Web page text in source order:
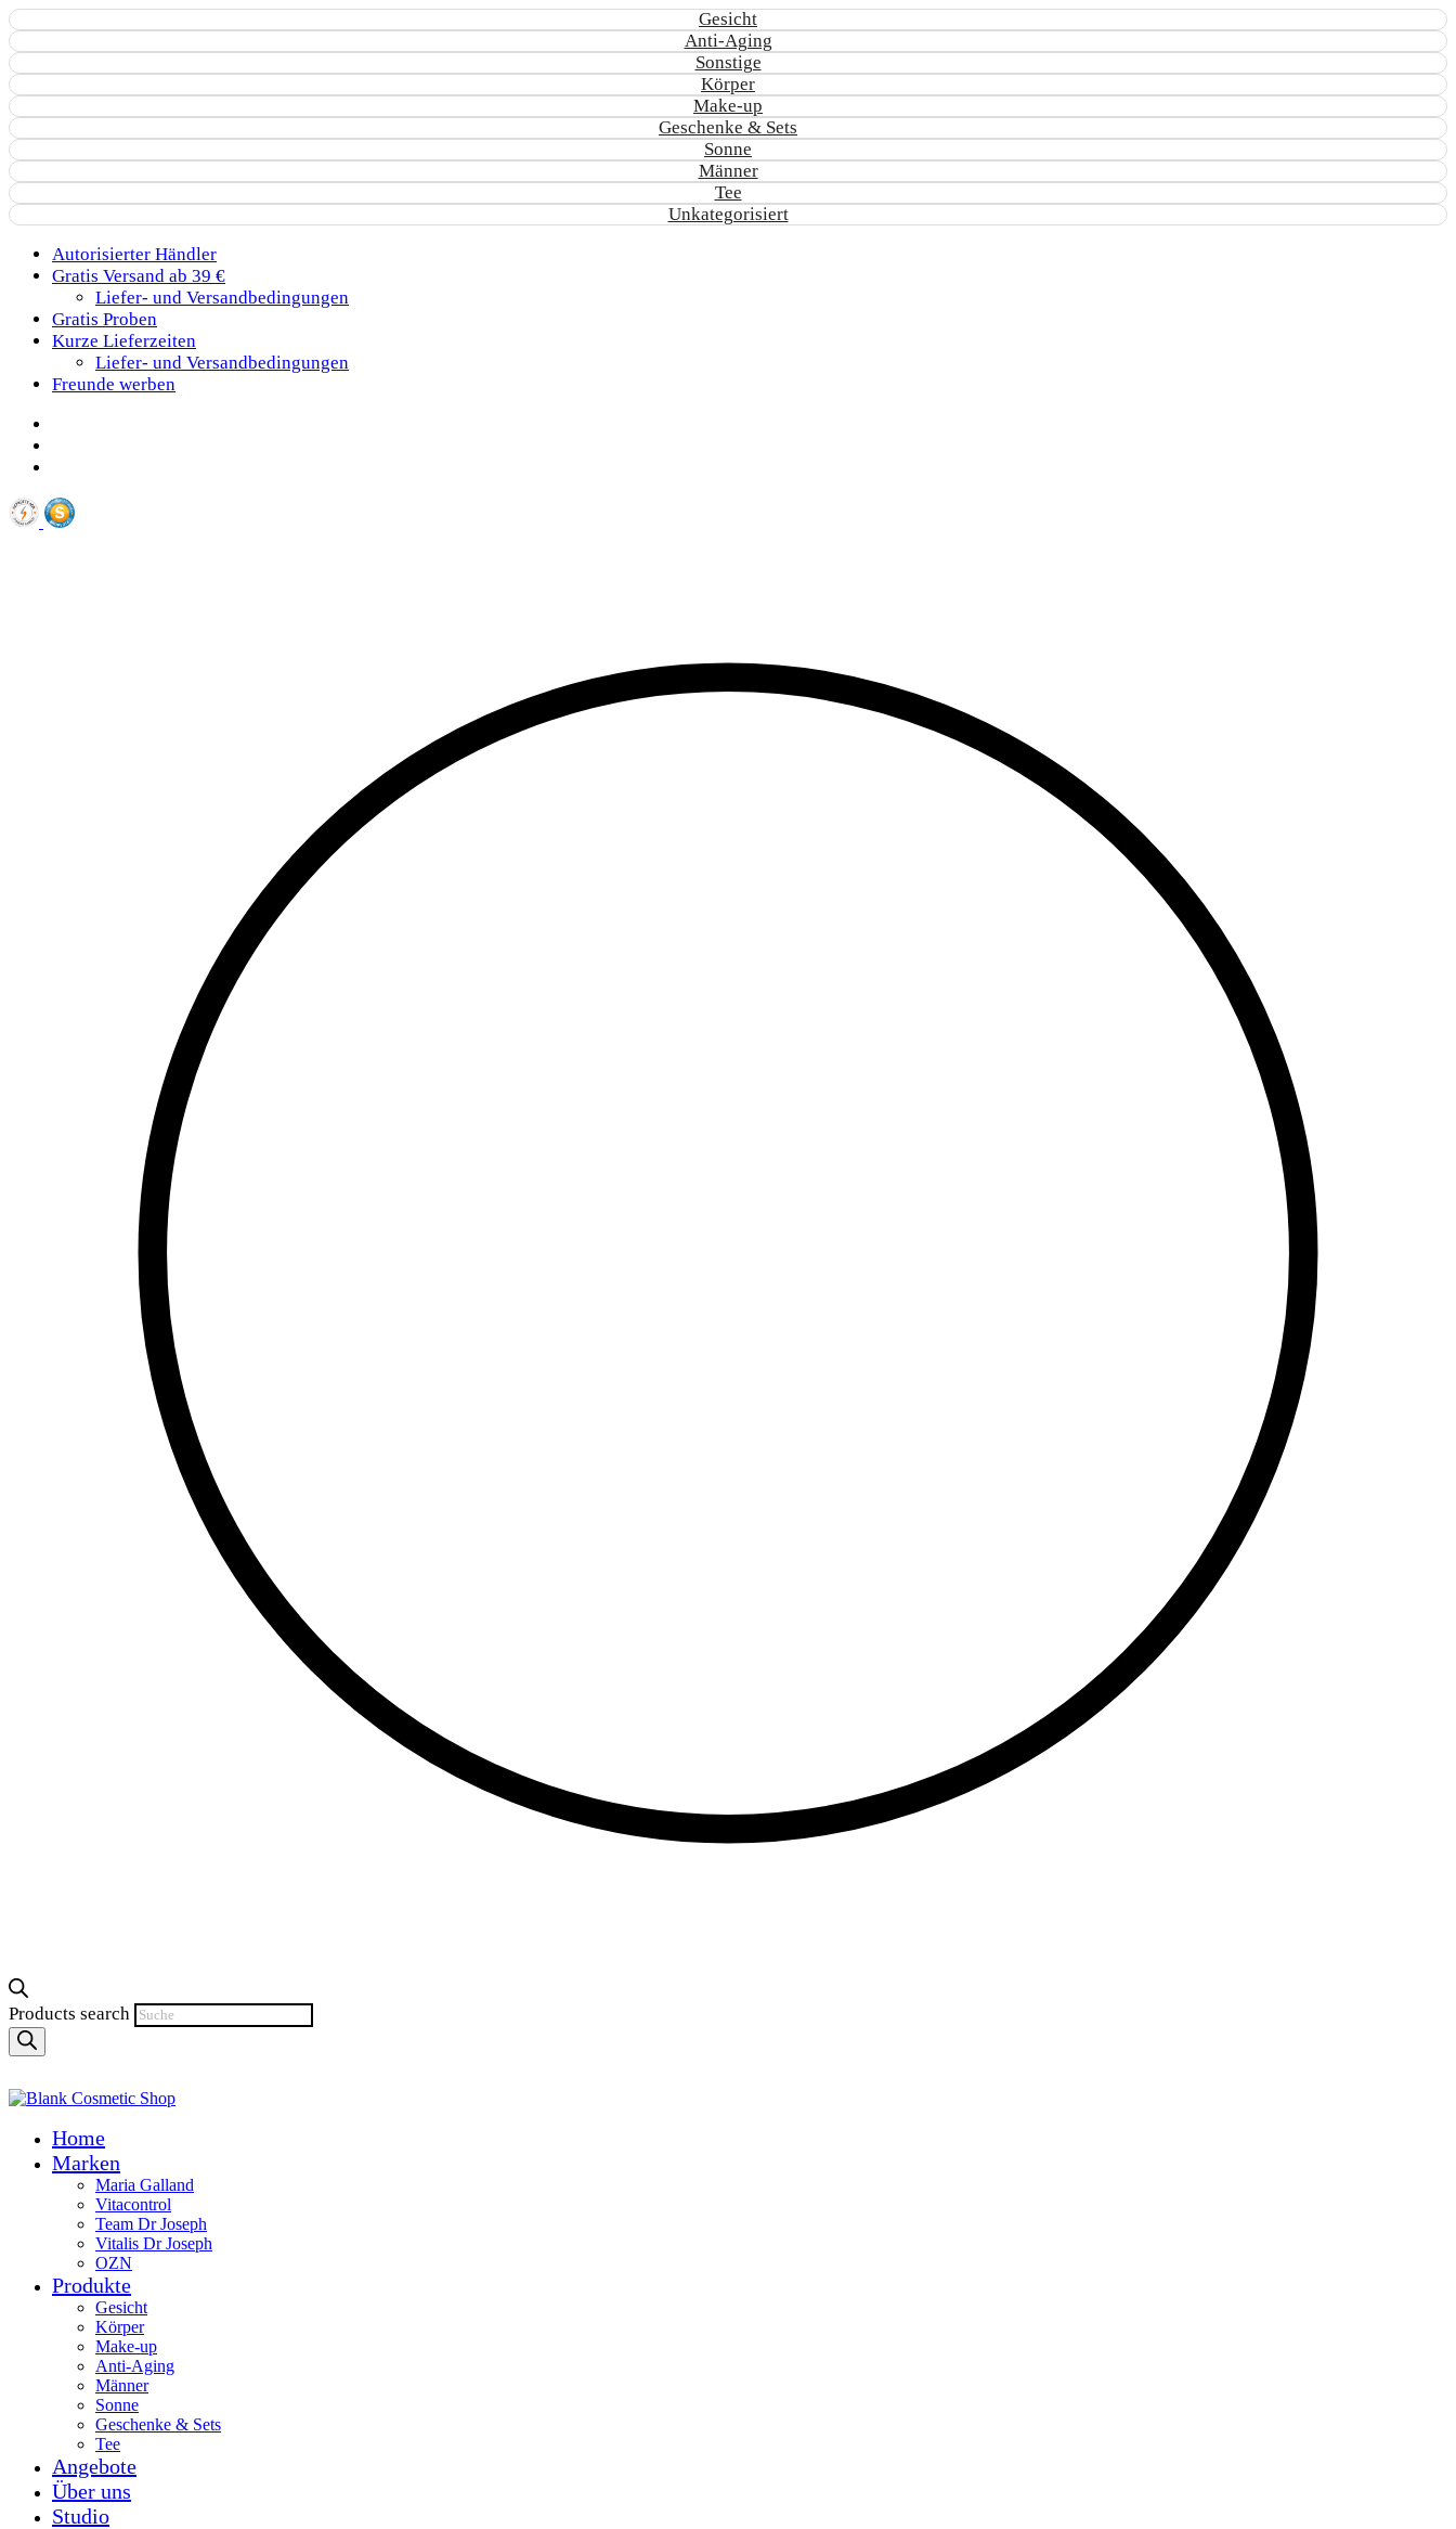
Gesicht
Anti-Aging
Sonstige
Körper
Make-up
Geschenke & Sets
Sonne
Männer
Tee
Unkategorisiert
Autorisierter Händler
Gratis Versand ab 39 €
Liefer- und Versandbedingungen
Gratis Proben
Kurze Lieferzeiten
Liefer- und Versandbedingungen
Freunde werben
Products search
Home
Marken
Maria Galland
Vitacontrol
Team Dr Joseph
Vitalis Dr Joseph
OZN
Produkte
Gesicht
Körper
Make-up
Anti-Aging
Männer
Sonne
Geschenke & Sets
Tee
Angebote
Über uns
Studio